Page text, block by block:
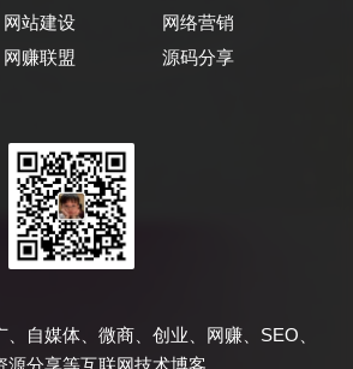
网站建设
网络营销
网赚联盟 源码分享
自媒体、微商、创业、网赚、SEO、
源分享等互联网技术博客…